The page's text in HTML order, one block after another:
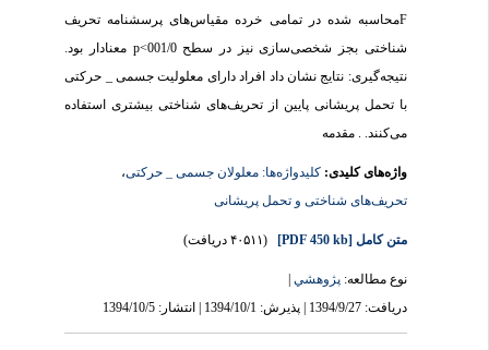
Fمحاسبه شده در تمامی خرده مقیاس‌های پرسشنامه تحریف
شناختی بجز شخصی‌سازی نیز در سطح 001/0>p معنادار بود.
نتیجه‌گیری: نتایج نشان داد افراد دارای معلولیت جسمی _ حرکتی
با تحمل پریشانی پایین از تحریف‌های شناختی بیشتری استفاده
می‌کنند. . مقدمه
واژه‌های کلیدی:کلیدواژه‌ها: معلولان جسمی _ حرکتی،
تحریف‌های شناختی و تحمل پریشانی
متن کامل[PDF 450 kb] (۴۰۵۱۱ دریافت)
نوع مطالعه:پژوهشي|
دریافت: 1394/9/27 | پذیرش: 1394/10/1 | انتشار: 1394/10/5